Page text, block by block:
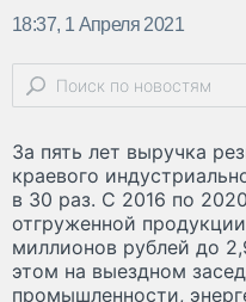
18:37, 1 Апреля 2021
За пять лет выручка
краевого
в 30 раз. С 2016 по
отгруженной
миллионов рублей до
этом на выездном
промышленности,